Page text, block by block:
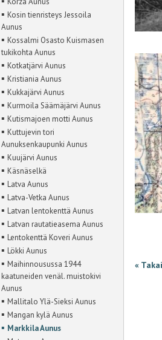
▪ Kosin tienristeys Jessoila
Aunus
▪ Kossalmi Osasto Kuismasen
tukikohta Aunus
▪ Kotkatjärvi Aunus
▪ Kristiania Aunus
▪ Kukkajärvi Aunus
▪ Kurmoila Säämäjärvi Aunus
▪ Kutismajoen motti Aunus
▪ Kuttujevin tori
Aunuksenkaupunki Aunus
▪ Kuujärvi Aunus
▪ Käsnäselkä
▪ Latva Aunus
▪ Latva-Vetka Aunus
▪ Latvan lentokenttä Aunus
▪ Latvan rautatieasema Aunus
▪ Lentokenttä Koveri Aunus
▪ Lökki Aunus
▪ Maihinnousussa 1944
kaatuneiden venäl. muistokivi
Aunus
▪ Mallitalo Ylä-Sieksi Aunus
▪ Mangan kylä Aunus
▪ Markkila Aunus
«